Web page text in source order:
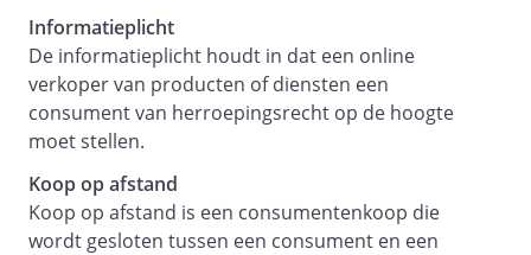
medegedeeld aan opdrachtgever.
Artikel 7 - Informatieverstrekking door
opdrachtgever
Artikel 8 - Intrekking opdracht
Artikel 9 - Uitvoering van de
overeenkomst
Informatieplicht
De informatieplicht houdt in dat een online
verkoper van producten of diensten een
consument van herroepingsrecht op de hoogte
moet stellen.
Koop op afstand
Koop op afstand is een consumentenkoop die
wordt gesloten tussen een consument en een